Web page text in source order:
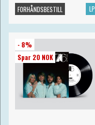
LP
FORHÅNDSBESTILL
- 8%
Spar 20 NOK